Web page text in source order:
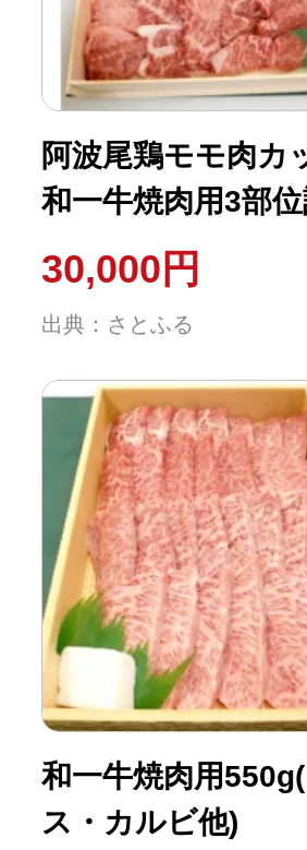
10秒ぴったり
自治体直営サ
はじめるバイ
よくあるご質問
問い合わせ
阿波尾鶏モモ肉カ
和一牛焼肉用3部
せ(計1200g)
30,000円
出典：さとふる
和一牛焼肉用
ス・カルビ他)